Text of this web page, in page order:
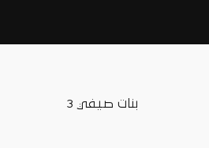
بنات صيفي 3